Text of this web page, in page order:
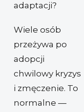
adaptacji?
Wiele osób
przeżywa po
adopcji
chwilowy kryzys
i zmęczenie. To
normalne —